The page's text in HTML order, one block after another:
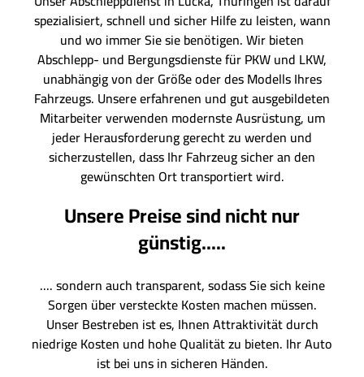
spezialisiert, schnell und sicher Hilfe zu leisten, wann
und wo immer Sie sie benötigen. Wir bieten
Abschlepp- und Bergungsdienste für PKW und LKW,
unabhängig von der Größe oder des Modells Ihres
Fahrzeugs. Unsere erfahrenen und gut ausgebildeten
Mitarbeiter verwenden modernste Ausrüstung, um
jeder Herausforderung gerecht zu werden und
sicherzustellen, dass Ihr Fahrzeug sicher an den
gewünschten Ort transportiert wird.
Unsere Preise sind nicht nur
günstig.....
.... sondern auch transparent, sodass Sie sich keine
Sorgen über versteckte Kosten machen müssen.
Unser Bestreben ist es, Ihnen Attraktivität durch
niedrige Kosten und hohe Qualität zu bieten. Ihr Auto
ist bei uns in sicheren Händen.